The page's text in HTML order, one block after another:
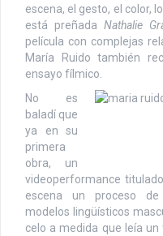
escena, el gesto, el color,
está preñada Nathalie
película con complejas
María Ruido también
ensayo fílmico.
No es
baladí que
ya en su
primera
obra, un
videoperformance
escena un proceso de
modelos lingüísticos
celo a medida que leía